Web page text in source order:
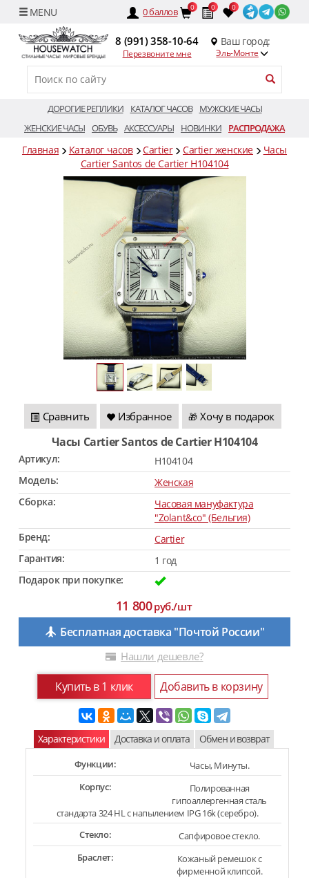
0баллов 0 0 0
8 (991) 358-10-64
Перезвоните мне
Ваш город:
Эль-Монте
ДОРОГИЕ РЕПЛИКИ КАТАЛОГ ЧАСОВ
МУЖСКИЕ ЧАСЫ
ЖЕНСКИЕ ЧАСЫ ОБУВЬ АКСЕССУАРЫ НОВИНКИ РАСПРОДАЖА
Главная Каталог часов Cartier Cartier женские
Часы
Cartier Santos de Cartier H104104
Сравнить Избранное 🎁 Хочу в подарок
Часы Cartier Santos de Cartier H104104
Артикул:
H104104
Модель:
Женская
Сборка:
Часовая мануфактура
"Zolant&co" (Бельгия)
Бренд:
Cartier
Гарантия:
1 год
Подарок при покупке:
11 800руб./шт
Бесплатная доставка "Почтой России"
Нашли дешевле?
Купить в 1 клик Добавить в корзину
Характеристики Доставка и оплата Обмен и возврат
Функции:
Часы, Минуты.
Корпус:
Полированная
гипоаллергенная сталь
стандарта 324 HL с напылением IPG 16k (серебро).
Стекло:
Сапфировое стекло.
Браслет:
Кожаный ремешок с
фирменной клипсой.